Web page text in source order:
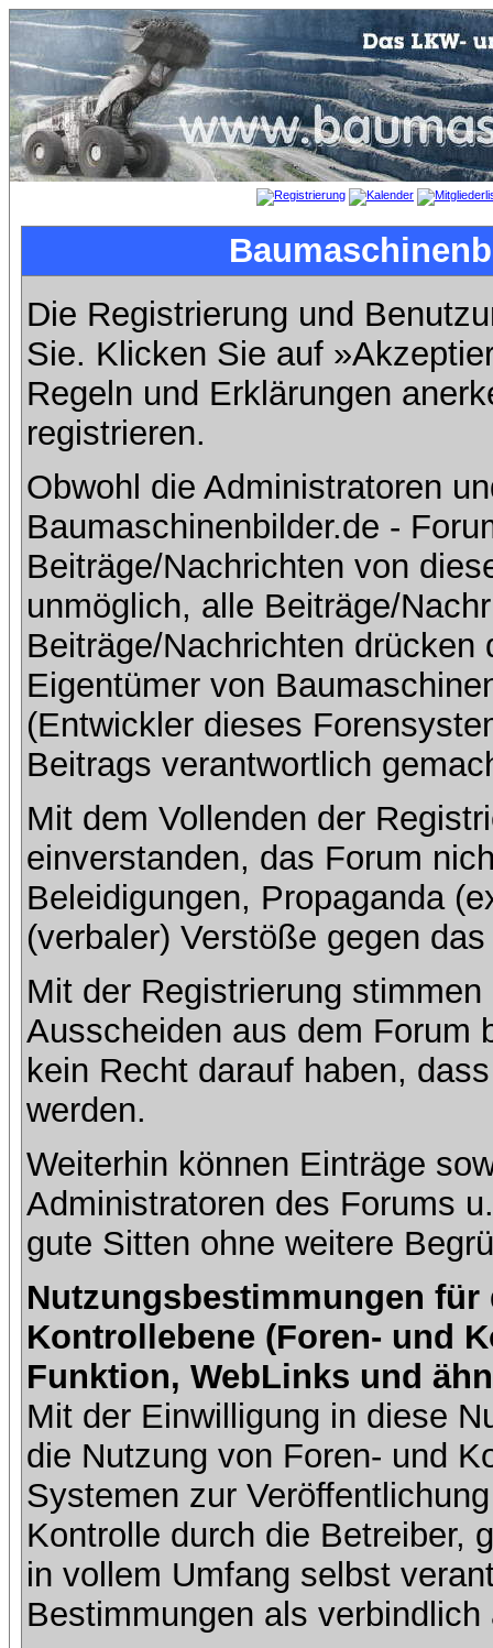
Die Registrierung und
Sie. Klicken Sie auf
Regeln und Erklärungen
registrieren.
Obwohl die Administratoren
Baumaschinenbilder.de -
Beiträge/Nachrichten von
unmöglich, alle Beiträge/
Beiträge/Nachrichten
Eigentümer von
(Entwickler dieses
Beitrags verantwortlich
Mit dem Vollenden der
einverstanden, das Forum
Beleidigungen, Propaganda
(verbaler) Verstöße gegen
Mit der Registrierung
Ausscheiden aus dem Forum
kein Recht darauf haben,
werden.
Weiterhin können Einträge
Administratoren des Forums
gute Sitten ohne weitere
Nutzungsbestimmungen
Kontrollebene (Foren- und
Funktion, WebLinks und
Mit der Einwilligung in diese
die Nutzung von Foren- und
Systemen zur
Kontrolle durch die Betreiber,
in vollem Umfang selbst
Bestimmungen als verbindlich